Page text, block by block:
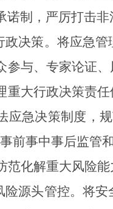
诺制，严厉打击
政决策。将应急
参与、专家论证
重大行政决策责
应急决策制度，
前事中事后监管
范化解重大风险
源头管控。 将安